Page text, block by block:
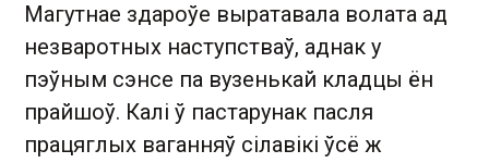
Магутнае здароўе выратавала волата ад
незваротных наступстваў, аднак у
пэўным сэнсе па вузенькай кладцы ён
прайшоў. Калі ў пастарунак пасля
працяглых ваганняў сілавікі ўсё ж